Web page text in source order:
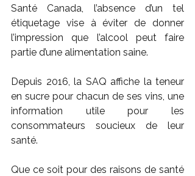
Santé Canada, l’absence d’un tel
étiquetage vise à éviter de donner
l’impression que l’alcool peut faire
partie d’une alimentation saine.
Depuis 2016, la SAQ affiche la teneur
en sucre pour chacun de ses vins, une
information utile pour les
consommateurs soucieux de leur
santé.
Que ce soit pour des raisons de santé